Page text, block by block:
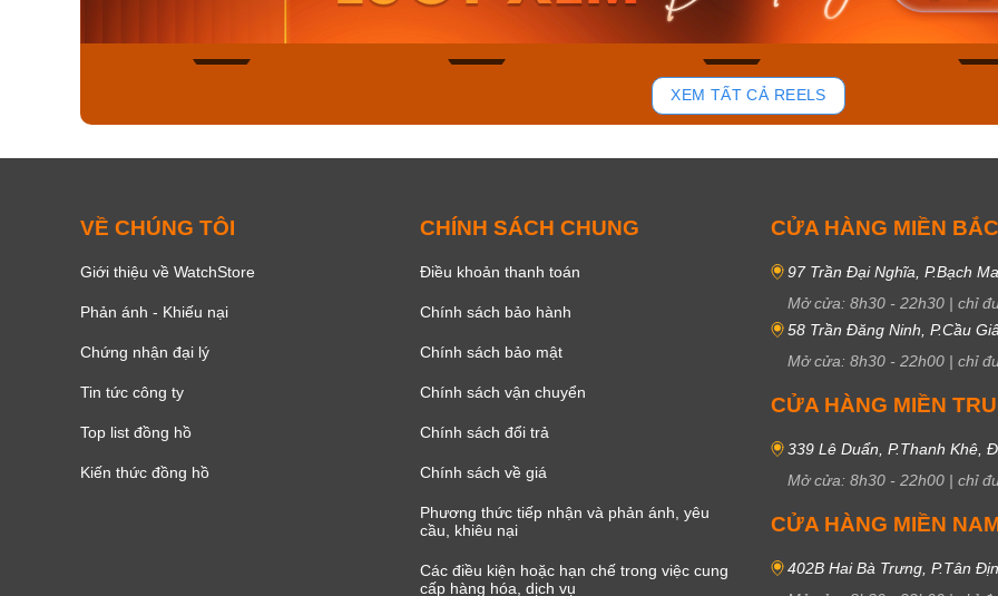
Mua ngay
37
Mua
XEM TẤT CẢ REELS
VỀ CHÚNG TÔI
Giới thiệu về WatchStore
Phản ánh - Khiếu nại
Chứng nhận đại lý
Tin tức công ty
Top list đồng hồ
Kiến thức đồng hồ
CHÍNH SÁCH CHUNG
Điều khoản thanh toán
Chính sách bảo hành
Chính sách bảo mật
Chính sách vận chuyển
Chính sách đổi trả
Chính sách về giá
Phương thức tiếp nhận và phản ánh, yêu
cầu, khiêu nại
Các điều kiện hoặc hạn chế trong việc cung
cấp hàng hóa, dịch vụ
CỬA HÀNG MIỀN BẮC
97 Trần Đại Nghĩa, P.Bạch
Mở cửa: 8h30 - 22h30 | chỉ
58 Trần Đăng Ninh, P.Cầu
Mở cửa: 8h30 - 22h00 | chỉ
CỬA HÀNG MIỀN
339 Lê Duẩn, P.Thanh Khê,
Mở cửa: 8h30 - 22h00 | chỉ
CỬA HÀNG MIỀN
402B Hai Bà Trưng, P.Tân